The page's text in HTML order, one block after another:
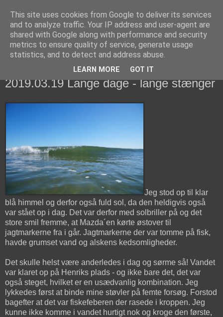
fiskedagbog.dk
Havørredfiskeri, tordenvejr og rav i (en skøn?) tre-enighed
2019.03.19 Lange dage - lange stænger
Jeg stod op til klar
blå himmel og derfor også fuld sol, da den heldigvis også
var stået op i dag. Det var derfor med solbriller på og det
store smil fremme, at Mazda´en kørte østover til
jagtmarkerne fra i går. Jagtmarkerne der var tomme på fisk,
havde grumset vand og alskens kedsomligheder.
Det skulle helst være anderledes i dag og sørme så! Vandet
var klaret op på Henriks plads - og ikke bare det, det var
også steget, hvilket er en usædvanlig kombination. Jeg
lykkedes først at binde mine støvler på femte forsøg. Forstod
bagefter at det var fiskefeberen der rasede i kroppen. Jeg
kunne ikke komme i vandet hurtigt nok og kroge den første,
This site uses cookies from Google to deliver its services
and to analyze traffic. Your IP address and user-agent are
shared with Google along with performance and security
metrics to ensure quality of service, generate usage
statistics, and to detect and address abuse.
LEARN MORE GOT IT